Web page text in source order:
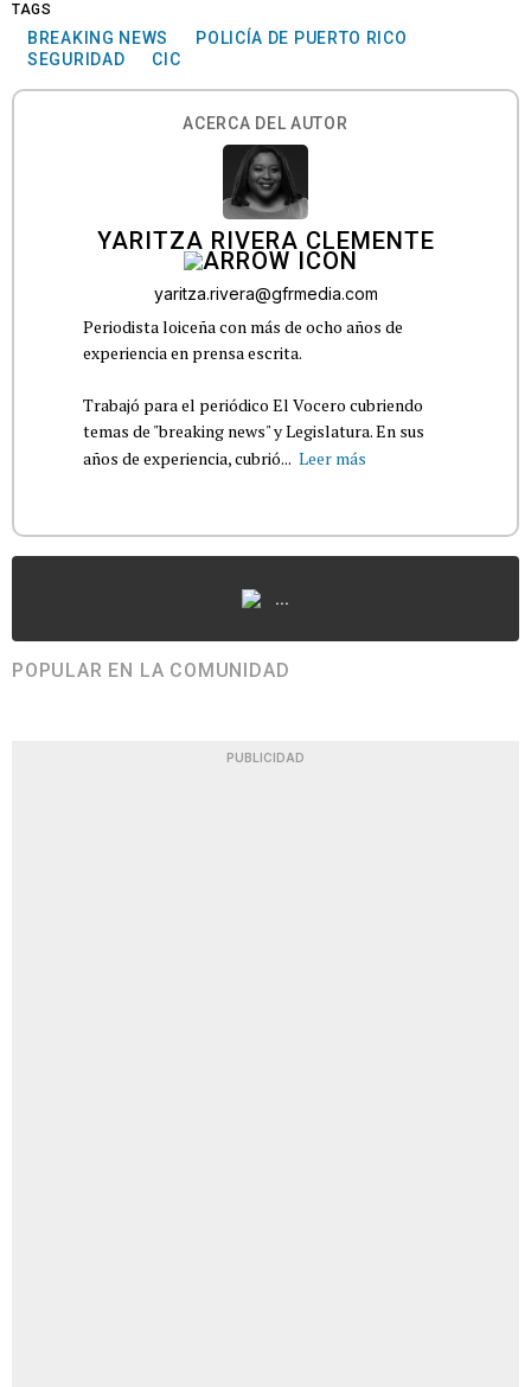
TAGS
BREAKING NEWS
POLICÍA DE PUERTO RICO
SEGURIDAD
CIC
ACERCA DEL AUTOR
YARITZA RIVERA CLEMENTE
yaritza.rivera@gfrmedia.com
Periodista loiceña con más de ocho años de
experiencia en prensa escrita.
Trabajó para el periódico El Vocero cubriendo
temas de "breaking news" y Legislatura. En sus
años de experiencia, cubrió... Leer más
...
POPULAR EN LA COMUNIDAD
PUBLICIDAD